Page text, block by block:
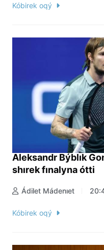
Kóbirek oqý
Aleksandr Býblık
shırek fınalyna ótti
Ádilet Mádenıet
Kóbirek oqý